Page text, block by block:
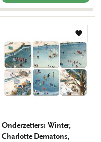
aan
Onderzetters: Winter,
Charlotte Dematons,